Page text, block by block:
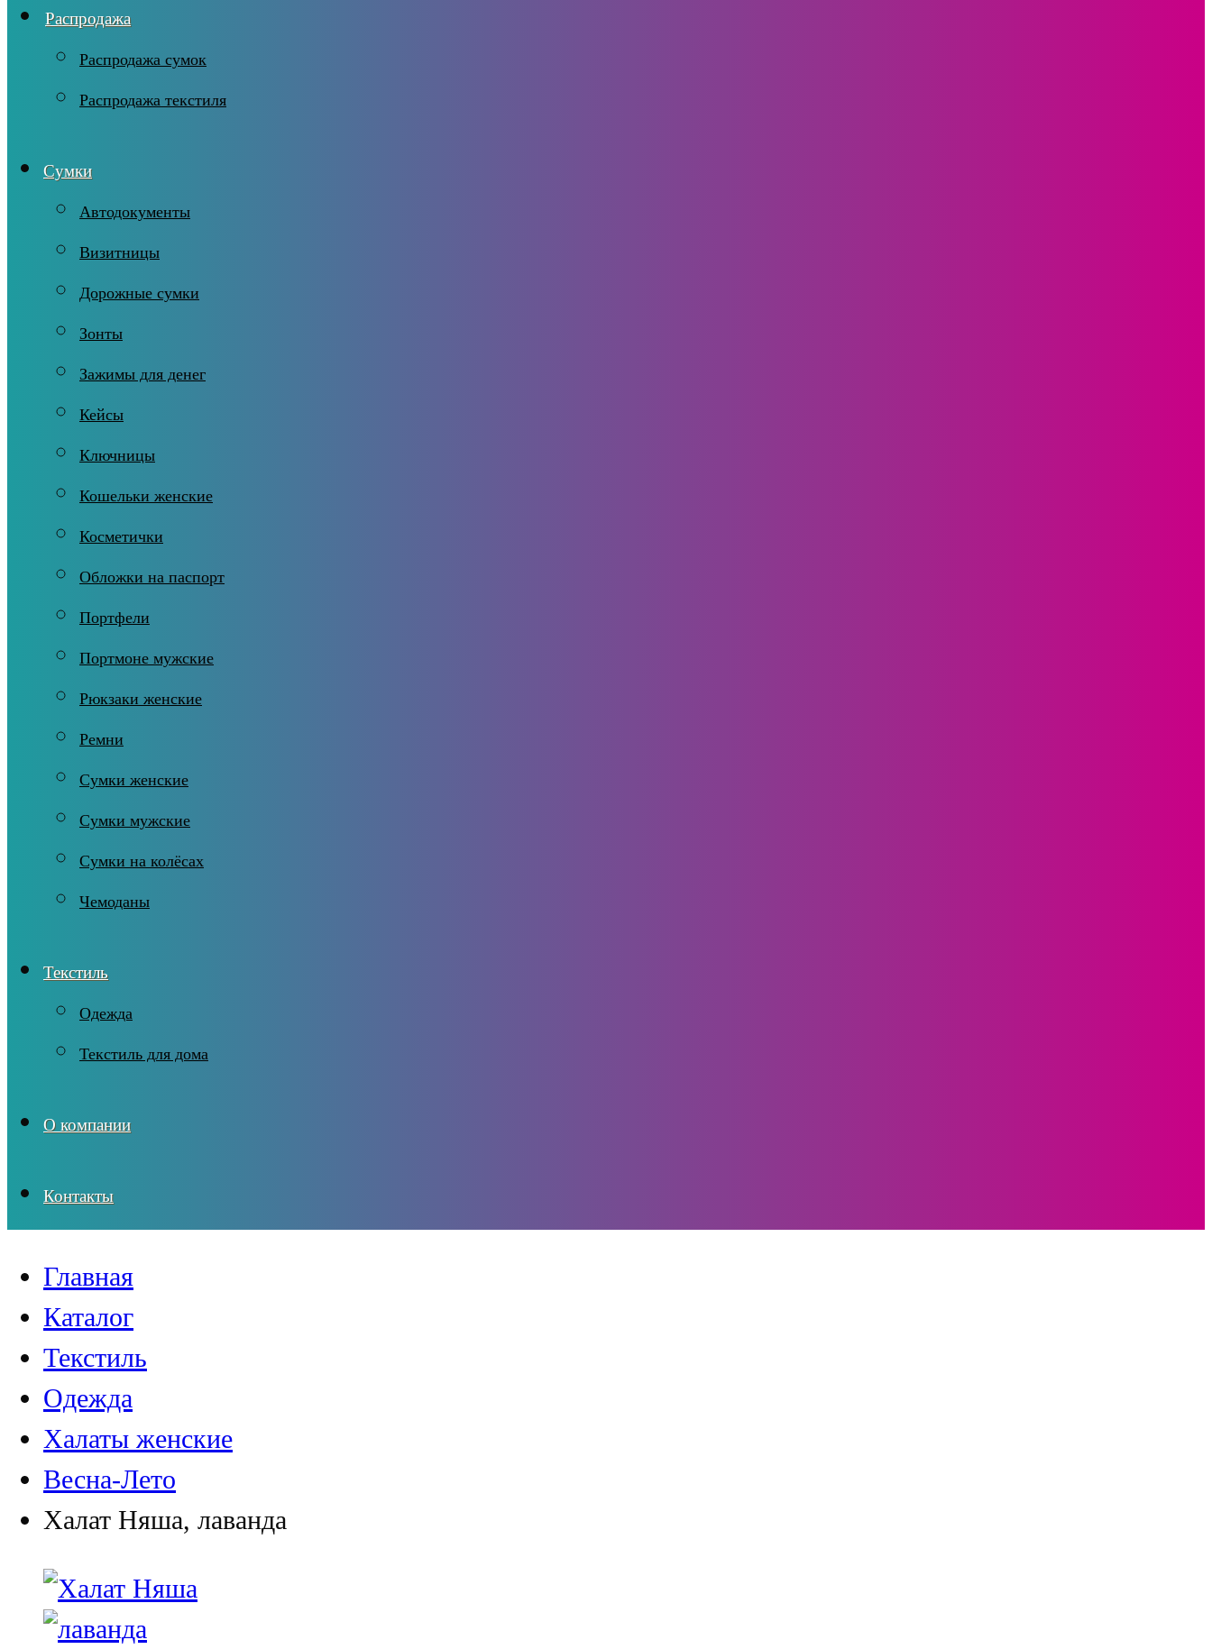
Распродажа
Распродажа сумок
Распродажа текстиля
Сумки
Автодокументы
Визитницы
Дорожные сумки
Зонты
Зажимы для денег
Кейсы
Ключницы
Кошельки женские
Косметички
Обложки на паспорт
Портфели
Портмоне мужские
Рюкзаки женские
Ремни
Сумки женские
Сумки мужские
Сумки на колёсах
Чемоданы
Текстиль
Одежда
Текстиль для дома
О компании
Контакты
Главная
Каталог
Текстиль
Одежда
Халаты женские
Весна-Лето
Халат Няша, лаванда